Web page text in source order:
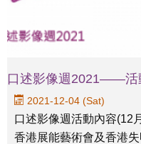
口述影像週2021——活
2021-12-04 (Sat)
口述影像週活動內容(12
香港展能藝術會及香港